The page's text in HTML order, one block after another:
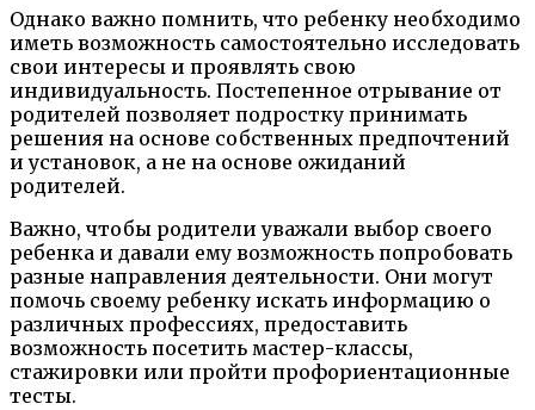
Однако важно помнить, что ребенку необходимо
иметь возможность самостоятельно исследовать
свои интересы и проявлять свою
индивидуальность. Постепенное отрывание от
родителей позволяет подростку принимать
решения на основе собственных предпочтений
и установок, а не на основе ожиданий
родителей.
Важно, чтобы родители уважали выбор своего
ребенка и давали ему возможность попробовать
разные направления деятельности. Они могут
помочь своему ребенку искать информацию о
различных профессиях, предоставить
возможность посетить мастер-классы,
стажировки или пройти профориентационные
тесты.